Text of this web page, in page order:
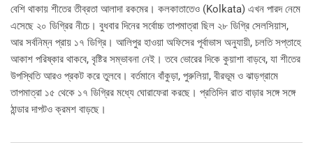
বেশি থাকায় শীতের তীব্রতা আলাদা রকমের। কলকাতাতেও (Kolkata) এখন পারদ নেমে
এসেছে ২০ ডিগ্রির নীচে। বুধবার দিনের সর্বোচ্চ তাপমাত্রা ছিল ২৮ ডিগ্রি সেলসিয়াস,
আর সর্বনিম্ন প্রায় ১৭ ডিগ্রি। আলিপুর হাওয়া অফিসের পূর্বাভাস অনুযায়ী, চলতি সপ্তাহে
আকাশ পরিষ্কার থাকবে, বৃষ্টির সম্ভাবনা নেই। তবে ভোরের দিকে কুয়াশা বাড়বে, যা শীতের
উপস্থিতি আরও প্রকট করে তুলবে। বর্তমানে বাঁকুড়া, পুরুলিয়া, বীরভূম ও ঝাড়গ্রামে
তাপমাত্রা ১৫ থেকে ১৭ ডিগ্রির মধ্যে ঘোরাফেরা করছে। প্রতিদিন রাত বাড়ার সঙ্গে সঙ্গে
ঠান্ডার দাপটও ক্রমশ বাড়ছে।